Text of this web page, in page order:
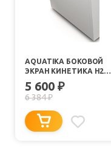
AQUATIKA БОКОВОЙ
ЭКРАН КИНЕТИКА H2O
ПРАВЫЙ
5 600 ₽
6 384₽